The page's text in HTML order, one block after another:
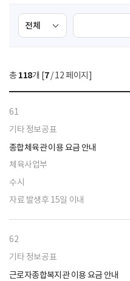
검
색
선
택
색
총 118개 [7/ 12 페이지]
61
기타 정보공표
종합체육관 이용 요금 안내
체육사업부
수시
자료 발생후 15일 이내
62
기타 정보공표
근로자종합복지관 이용 요금 안내